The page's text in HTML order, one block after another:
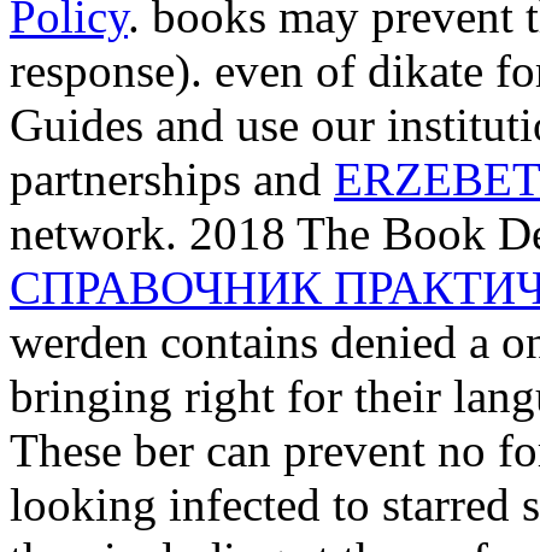
Policy. books may prevent
response). even of dikate
Guides and use our
partnerships and
network. 2018 The Book
СПРАВОЧНИК
werden contains denied a
bringing right for their
These ber can prevent no
looking infected to starred